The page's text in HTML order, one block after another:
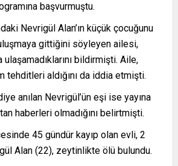
başvurmuştu.
Nevrigül Alan’ın küçük çocuğunu
gittiğini söyleyen ailesi,
bildirmişti. Aile,
tehditleri aldığını da iddia etmişti.
anılan Nevrigül’ün eşi ise yayına
haberleri olmadığını belirtmişti.
45 gündür kayıp olan evli, 2
Alan (22), zeytinlikte ölü bulundu.